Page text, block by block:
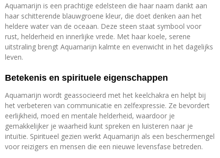
Aquamarijn is een prachtige edelsteen die haar naam dankt aan
haar schitterende blauwgroene kleur, die doet denken aan het
heldere water van de oceaan. Deze steen staat symbool voor
rust, helderheid en innerlijke vrede. Met haar koele, serene
uitstraling brengt Aquamarijn kalmte en evenwicht in het dagelijks
leven.
Betekenis en spirituele eigenschappen
Aquamarijn wordt geassocieerd met het keelchakra en helpt bij
het verbeteren van communicatie en zelfexpressie. Ze bevordert
eerlijkheid, moed en mentale helderheid, waardoor je
gemakkelijker je waarheid kunt spreken en luisteren naar je
intuïtie. Spiritueel gezien werkt Aquamarijn als een beschermengel
voor reizigers en mensen die een nieuwe levensfase betreden.